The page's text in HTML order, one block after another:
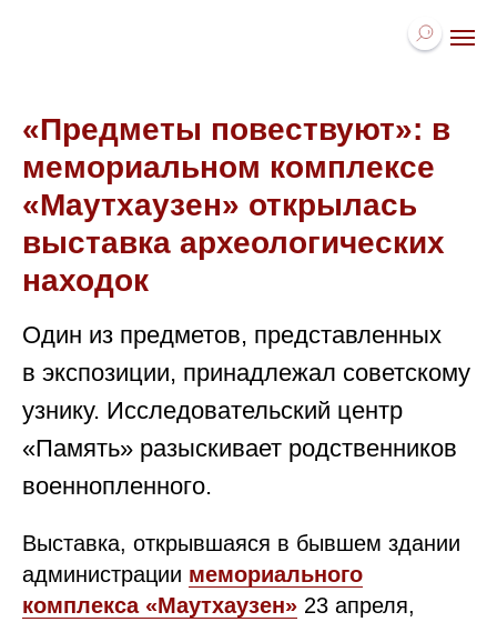
«Предметы повествуют»: в
мемориальном комплексе
«Маутхаузен» открылась
выставка археологических
находок
Один из предметов, представленных
в экспозиции, принадлежал советскому
узнику. Исследовательский центр
«Память» разыскивает родственников
военнопленного.
Выставка, открывшаяся в бывшем здании
администрации мемориального
комплекса «Маутхаузен» 23 апреля,